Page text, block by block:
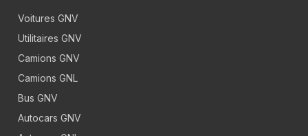
Voitures GNV
Utilitaires GNV
Camions GNV
Camions GNL
Bus GNV
Autocars GNV